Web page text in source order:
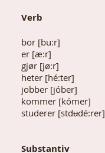
Verb
bor [bu:r]
er [æ:r]
gjør [jø:r]
heter [hé:ter]
jobber [jóber]
kommer [kómer]
studerer [stdʉdé:rer]
Substantiv